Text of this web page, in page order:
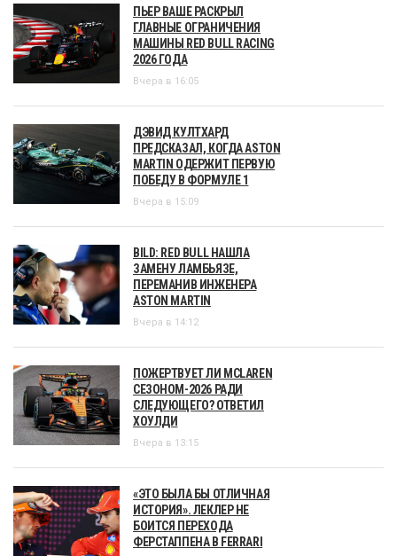
ПЬЕР ВАШЕ РАСКРЫЛ
ГЛАВНЫЕ ОГРАНИЧЕНИЯ
МАШИНЫ RED BULL RACING
2026 ГОДА
Вчера в 16:05
ДЭВИД КУЛТХАРД
ПРЕДСКАЗАЛ, КОГДА ASTON
MARTIN ОДЕРЖИТ ПЕРВУЮ
ПОБЕДУ В ФОРМУЛЕ 1
Вчера в 15:09
BILD: RED BULL НАШЛА
ЗАМЕНУ ЛАМБЬЯЗЕ,
ПЕРЕМАНИВ ИНЖЕНЕРА
ASTON MARTIN
Вчера в 14:12
ПОЖЕРТВУЕТ ЛИ MCLAREN
СЕЗОНОМ-2026 РАДИ
СЛЕДУЮЩЕГО? ОТВЕТИЛ
ХОУЛДИ
Вчера в 13:15
«ЭТО БЫЛА БЫ ОТЛИЧНАЯ
ИСТОРИЯ». ЛЕКЛЕР НЕ
БОИТСЯ ПЕРЕХОДА
ФЕРСТАППЕНА В FERRARI